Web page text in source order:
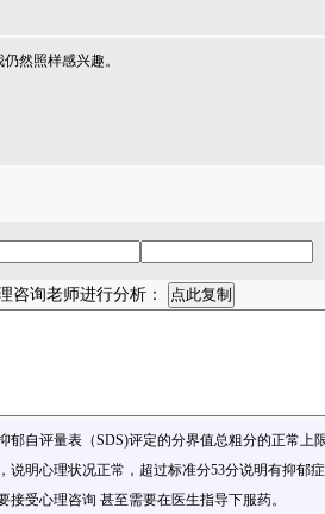
然照样感兴趣。
咨询老师进行分析：
郁自评量表（SDS)评定的分界值总粗分的正常上
说明心理状况正常，超过标准分53分说明有抑郁
受心理咨询 甚至需要在医生指导下服药。